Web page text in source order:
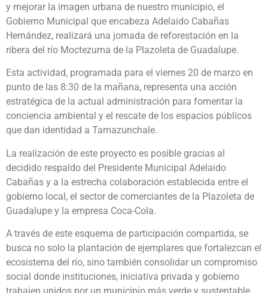
y mejorar la imagen urbana de nuestro municipio, el
Gobierno Municipal que encabeza Adelaido Cabañas
Hernández, realizará una jornada de reforestación en la
ribera del río Moctezuma de la Plazoleta de Guadalupe.
Esta actividad, programada para el viernes 20 de marzo en
punto de las 8:30 de la mañana, representa una acción
estratégica de la actual administración para fomentar la
conciencia ambiental y el rescate de los espacios públicos
que dan identidad a Tamazunchale.
La realización de este proyecto es posible gracias al
decidido respaldo del Presidente Municipal Adelaido
Cabañas y a la estrecha colaboración establecida entre el
gobierno local, el sector de comerciantes de la Plazoleta de
Guadalupe y la empresa Coca-Cola.
A través de este esquema de participación compartida, se
busca no solo la plantación de ejemplares que fortalezcan el
ecosistema del río, sino también consolidar un compromiso
social donde instituciones, iniciativa privada y gobierno